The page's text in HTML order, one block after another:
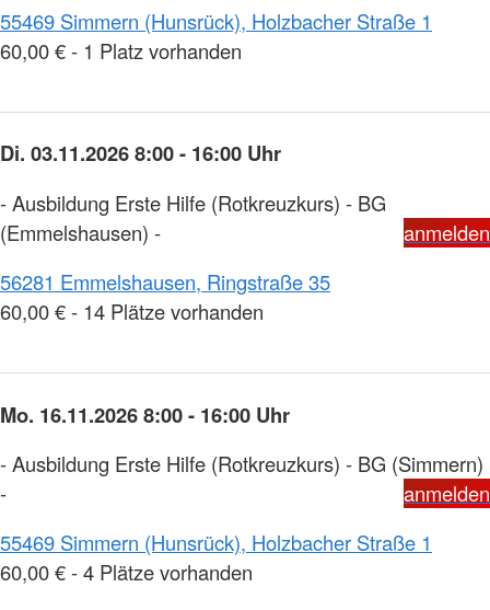
55469 Simmern (Hunsrück), Holzbacher Straße 1
60,00 € - 1 Platz vorhanden
Di. 03.11.2026 8:00 - 16:00 Uhr
- Ausbildung Erste Hilfe (Rotkreuzkurs) - BG
(Emmelshausen) -
anmelden
56281 Emmelshausen, Ringstraße 35
60,00 € - 14 Plätze vorhanden
Mo. 16.11.2026 8:00 - 16:00 Uhr
- Ausbildung Erste Hilfe (Rotkreuzkurs) - BG (Simmern)
-
anmelden
55469 Simmern (Hunsrück), Holzbacher Straße 1
60,00 € - 4 Plätze vorhanden